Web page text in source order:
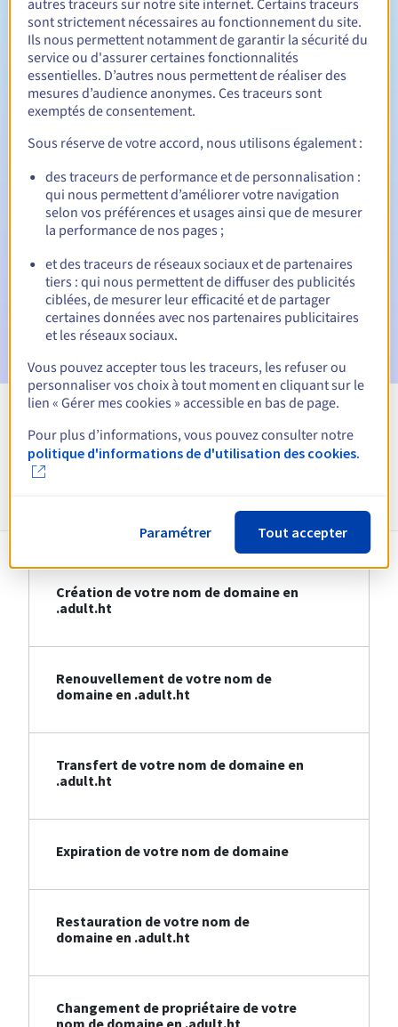
Durée de renouvellement Entre 1 et 5 ans
Période de rédemption
Notifications automatiques :
E-mails d'avertissement : 60, 30, 15, 7 et 3 jours avant la
date d'échéance
E-mail le jour de l'expirationpour notification de la
suspension du nom de domaine
E-mail après la période de grâce de rédemptionpour
notification de la suppression du nom de domaine
Voir toutes les extensions
Création de votre nom de domaine en
.adult.ht
Renouvellement de votre nom de
domaine en .adult.ht
Transfert de votre nom de domaine en
.adult.ht
Expiration de votre nom de domaine
Restauration de votre nom de
domaine en .adult.ht
Changement de propriétaire de votre
autres traceurs sur notre site internet. Certains traceurs
sont strictement nécessaires au fonctionnement du site.
Ils nous permettent notamment de garantir la sécurité du
service ou d'assurer certaines fonctionnalités
essentielles. D’autres nous permettent de réaliser des
mesures d’audience anonymes. Ces traceurs sont
exemptés de consentement.
Sous réserve de votre accord, nous utilisons également :
des traceurs de performance et de personnalisation :
qui nous permettent d’améliorer votre navigation
selon vos préférences et usages ainsi que de mesurer
la performance de nos pages ;
et des traceurs de réseaux sociaux et de partenaires
tiers : qui nous permettent de diffuser des publicités
ciblées, de mesurer leur efficacité et de partager
certaines données avec nos partenaires publicitaires
et les réseaux sociaux.
Vous pouvez accepter tous les traceurs, les refuser ou
personnaliser vos choix à tout moment en cliquant sur le
lien « Gérer mes cookies » accessible en bas de page.
Pour plus d’informations, vous pouvez consulter notre
politique d'informations de d'utilisation des cookies.
Paramétrer Tout accepter